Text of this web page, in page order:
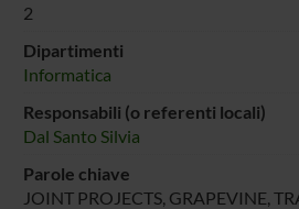
2
Dipartimenti
Informatica
Responsabili (o referenti locali)
Dal Santo Silvia
Parole chiave
JOINT PROJECTS, GRAPEVINE,